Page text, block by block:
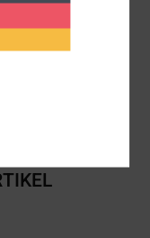
Polyester